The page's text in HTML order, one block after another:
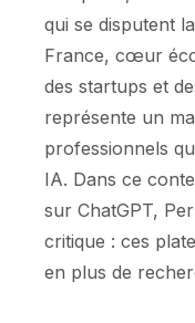
qui se disputent
France, cœur
des startups et
représente un
professionnels
IA. Dans ce
sur ChatGPT,
critique : ces
en plus de